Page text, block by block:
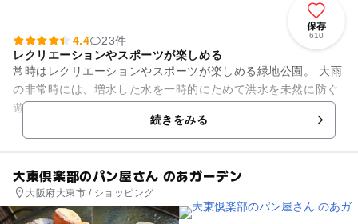
保存
610
4.4
23件
レクリエーションやスポーツが楽しめる
常時はレクリエーションやスポーツが楽しめる緑地公園。 大雨
の非常時には、増水した水を一時的にためて洪水を未然に防ぐ
遊水地。 深北緑地公園はこれらの2つの機能を備え、皆様の安
続きをみる
大東倶楽部のパン屋さん のあガーデン
大阪府大東市 / ショッピング